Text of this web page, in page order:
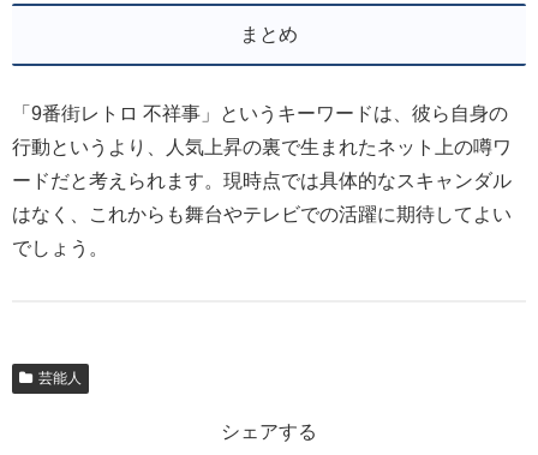
まとめ
「9番街レトロ 不祥事」というキーワードは、彼ら自身の
行動というより、人気上昇の裏で生まれたネット上の噂ワ
ードだと考えられます。現時点では具体的なスキャンダル
はなく、これからも舞台やテレビでの活躍に期待してよい
でしょう。
芸能人
シェアする